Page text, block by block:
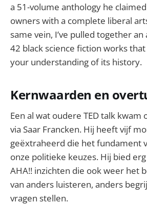
a 51-volume anthology he
owners with a complete liberal
same vein, I’ve pulled together
42 black science fiction works
your understanding of its history.
Kernwaarden en
Een al wat oudere TED talk kwam
via Saar Francken. Hij heeft vijf
geëxtraheerd die het fundament
onze politieke keuzes. Hij bied
AHA!! inzichten die ook weer het
van anders luisteren, anders
vragen stellen.